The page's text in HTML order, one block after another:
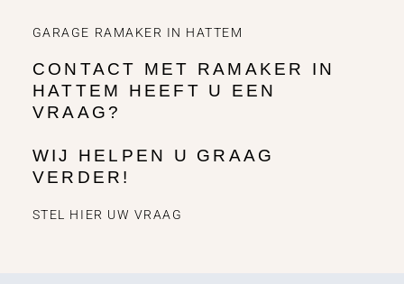
GARAGE RAMAKER IN HATTEM
CONTACT MET RAMAKER IN
HATTEM HEEFT U EEN
VRAAG?
WIJ HELPEN U GRAAG
VERDER!
STEL HIER UW VRAAG